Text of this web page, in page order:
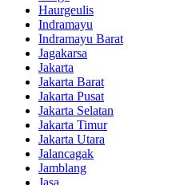
Haurgeulis
Indramayu
Indramayu Barat
Jagakarsa
Jakarta
Jakarta Barat
Jakarta Pusat
Jakarta Selatan
Jakarta Timur
Jakarta Utara
Jalancagak
Jamblang
Jasa